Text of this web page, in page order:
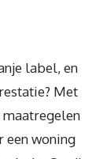
label, en
Met
maatregelen
een woning